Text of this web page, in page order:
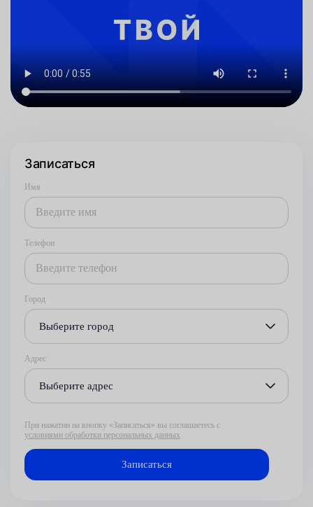
Записаться
Имя
Телефон
Город
Выберите город
Адрес
Выберите адрес
При нажатии на кнопку «Записаться» вы соглашаетесь с
условиями обработки персональных данных